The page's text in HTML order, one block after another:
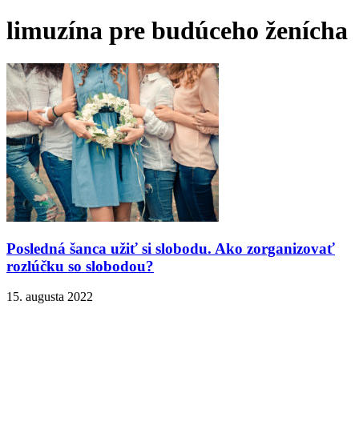
limuzína pre budúceho ženícha
Posledná šanca užiť si slobodu. Ako zorganizovať
rozlúčku so slobodou?
15. augusta 2022